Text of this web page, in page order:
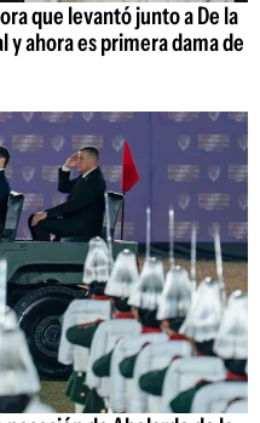
que levantó junto a De la
ahora es primera dama de